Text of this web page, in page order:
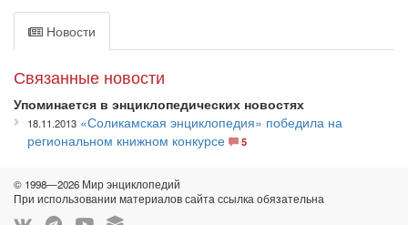
Новости
Связанные новости
Упоминается в энциклопедических новостях
18.11.2013 «Соликамская энциклопедия» победила на
региональном книжном конкурсе
5
© 1998—2026 Мир энциклопедий
При использовании материалов сайта ссылка обязательна